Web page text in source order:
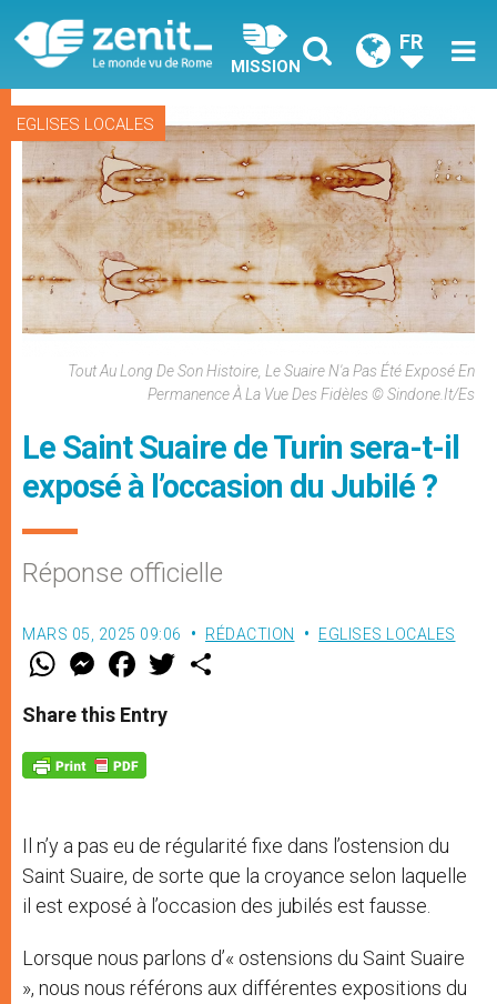
MISSION
FR
EGLISES LOCALES
Tout Au Long De Son Histoire, Le Suaire N'a Pas Été Exposé En
Permanence À La Vue Des Fidèles © Sindone.it/Es
Le Saint Suaire de Turin sera-t-il
exposé à l’occasion du Jubilé ?
Réponse officielle
MARS 05, 2025 09:06 RÉDACTION EGLISES LOCALES
W
t
s
p
p
M
e
s
e
g
e
F
a
e
b
o
k
w
Share this Entry
Il n’y a pas eu de régularité fixe dans l’ostension du
Saint Suaire, de sorte que la croyance selon laquelle
il est exposé à l’occasion des jubilés est fausse.
Lorsque nous parlons d’« ostensions du Saint Suaire
», nous nous référons aux différentes expositions du